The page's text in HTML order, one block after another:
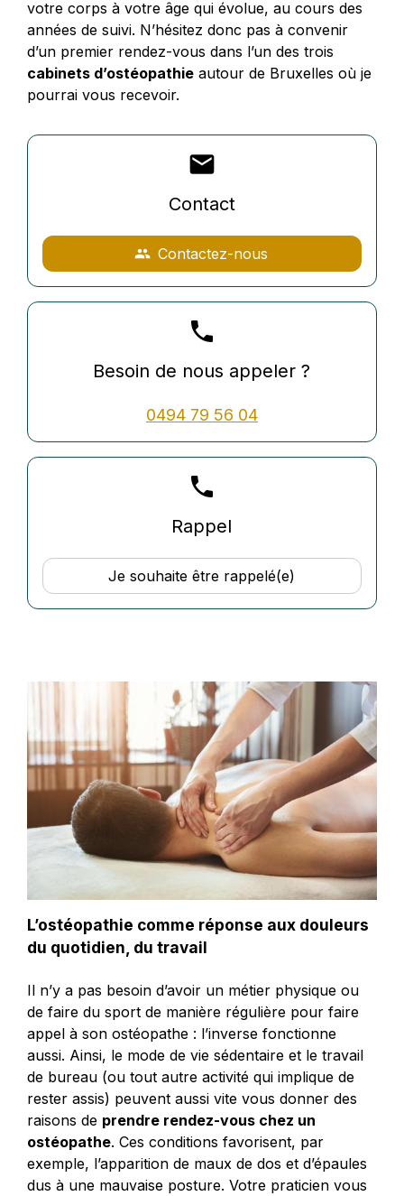
votre corps à votre âge qui évolue, au cours des
années de suivi. N’hésitez donc pas à convenir
d’un premier rendez-vous dans l’un des trois
cabinets d’ostéopathieautour de Bruxelles où je
pourrai vous recevoir.
mail
Contact
people Contactez-nous
phone
Besoin de nous appeler ?
0494 79 56 04
phone
Rappel
Je souhaite être rappelé(e)
L’ostéopathie comme réponse aux douleurs
du quotidien, du travail
Il n’y a pas besoin d’avoir un métier physique ou
de faire du sport de manière régulière pour faire
appel à son ostéopathe : l’inverse fonctionne
aussi. Ainsi, le mode de vie sédentaire et le travail
de bureau (ou tout autre activité qui implique de
rester assis) peuvent aussi vite vous donner des
raisons de prendre rendez-vous chez un
ostéopathe. Ces conditions favorisent, par
exemple, l’apparition de maux de dos et d’épaules
dus à une mauvaise posture. Votre praticien vous